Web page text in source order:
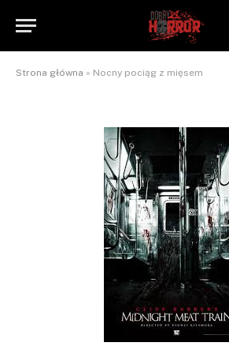
Strona główna » Nocny pociąg z mięsem
NaTrzeźwoNieWarto
2012-08-22